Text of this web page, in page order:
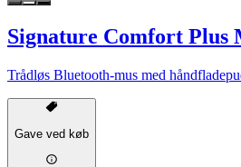
Signature Comfort Plus
Trådløs Bluetooth-mus med
Gave ved køb